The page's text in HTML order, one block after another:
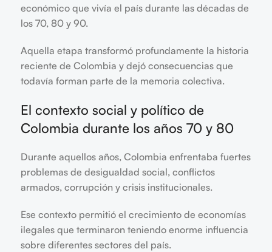
económico que vivía el país durante las décadas de
los 70, 80 y 90.
Aquella etapa transformó profundamente la historia
reciente de Colombia y dejó consecuencias que
todavía forman parte de la memoria colectiva.
El contexto social y político de
Colombia durante los años 70 y 80
Durante aquellos años, Colombia enfrentaba fuertes
problemas de desigualdad social, conflictos
armados, corrupción y crisis institucionales.
Ese contexto permitió el crecimiento de economías
ilegales que terminaron teniendo enorme influencia
sobre diferentes sectores del país.